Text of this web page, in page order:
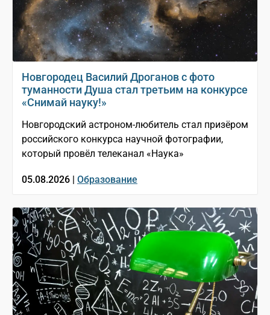
Новгородец Василий Дроганов с фото
туманности Душа стал третьим на конкурсе
«Снимай науку!»
Новгородский астроном-любитель стал призёром
российского конкурса научной фотографии,
который провёл телеканал «Наука»
05.08.2026 | Образование